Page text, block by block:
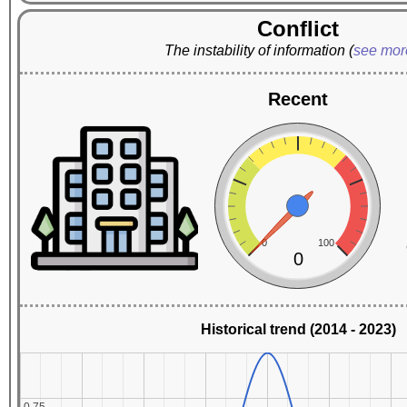
Conflict
The instability of information (see
Recent
0 100
0
Historical trend (2014 - 2023)